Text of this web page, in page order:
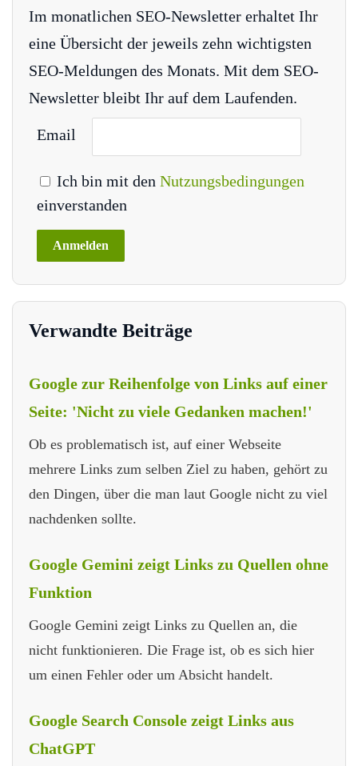
Im monatlichen SEO-Newsletter erhaltet Ihr
eine Übersicht der jeweils zehn wichtigsten
SEO-Meldungen des Monats. Mit dem SEO-
Newsletter bleibt Ihr auf dem Laufenden.
Email
Ich bin mit den Nutzungsbedingungen
einverstanden
Verwandte Beiträge
Google zur Reihenfolge von Links auf einer
Seite: 'Nicht zu viele Gedanken machen!'
Ob es problematisch ist, auf einer Webseite
mehrere Links zum selben Ziel zu haben, gehört zu
den Dingen, über die man laut Google nicht zu viel
nachdenken sollte.
Google Gemini zeigt Links zu Quellen ohne
Funktion
Google Gemini zeigt Links zu Quellen an, die
nicht funktionieren. Die Frage ist, ob es sich hier
um einen Fehler oder um Absicht handelt.
Google Search Console zeigt Links aus
ChatGPT